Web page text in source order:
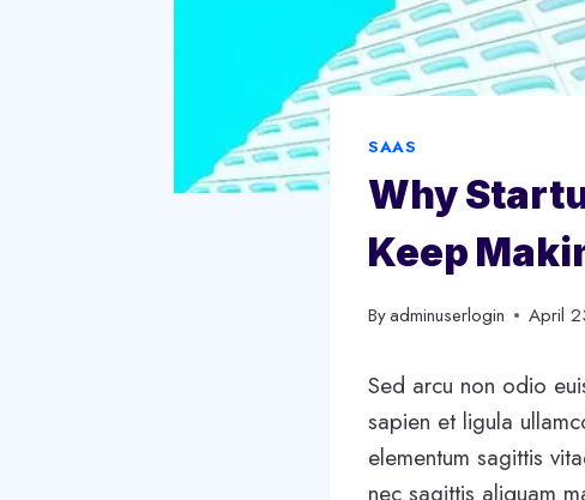
SAAS
Why
Keep
Byadminuserlogin April
Sed arcu non odio
sapien et ligula
elementum sagittis
nec sagittis aliquam